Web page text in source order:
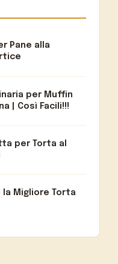
Pane alla
per Muffin
| Così Facili!!!
per Torta al
la Migliore Torta